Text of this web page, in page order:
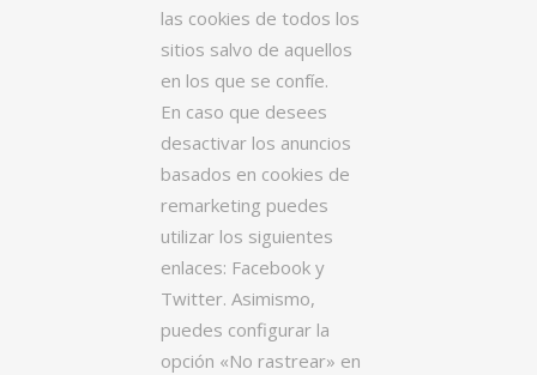
las cookies de todos los
sitios salvo de aquellos
en los que se confíe.
En caso que desees
desactivar los anuncios
basados en cookies de
remarketing puedes
utilizar los siguientes
enlaces: Facebook y
Twitter. Asimismo,
puedes configurar la
opción «No rastrear» en